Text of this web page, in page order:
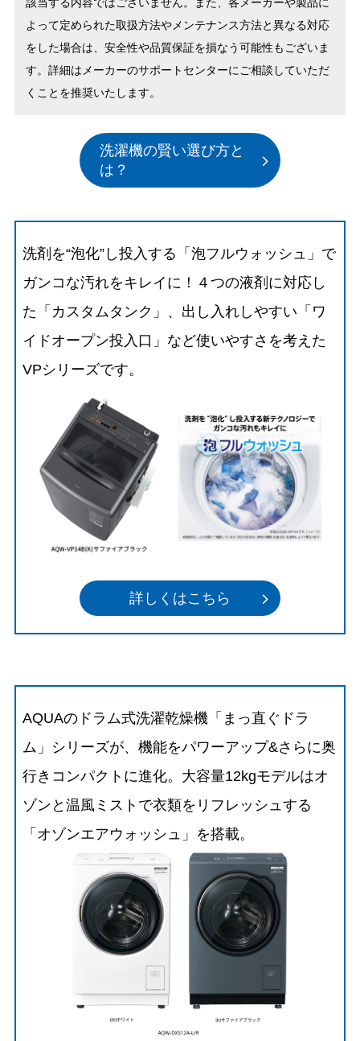
よって定められた取扱方法やメンテナンス方法と異なる対応
をした場合は、安全性や品質保証を損なう可能性もございま
す。詳細はメーカーのサポートセンターにご相談していただ
くことを推奨いたします。
洗濯機の賢い選び方と
は？
洗剤を“泡化”し投入する「泡フルウォッシュ」で
ガンコな汚れをキレイに！４つの液剤に対応し
た「カスタムタンク」、出し入れしやすい「ワ
イドオープン投入口」など使いやすさを考えた
VPシリーズです。
詳しくはこちら
AQUAのドラム式洗濯乾燥機「まっ直ぐドラ
ム」シリーズが、機能をパワーアップ&さらに奥
行きコンパクトに進化。大容量12kgモデルはオ
ゾンと温風ミストで衣類をリフレッシュする
「オゾンエアウォッシュ」を搭載。